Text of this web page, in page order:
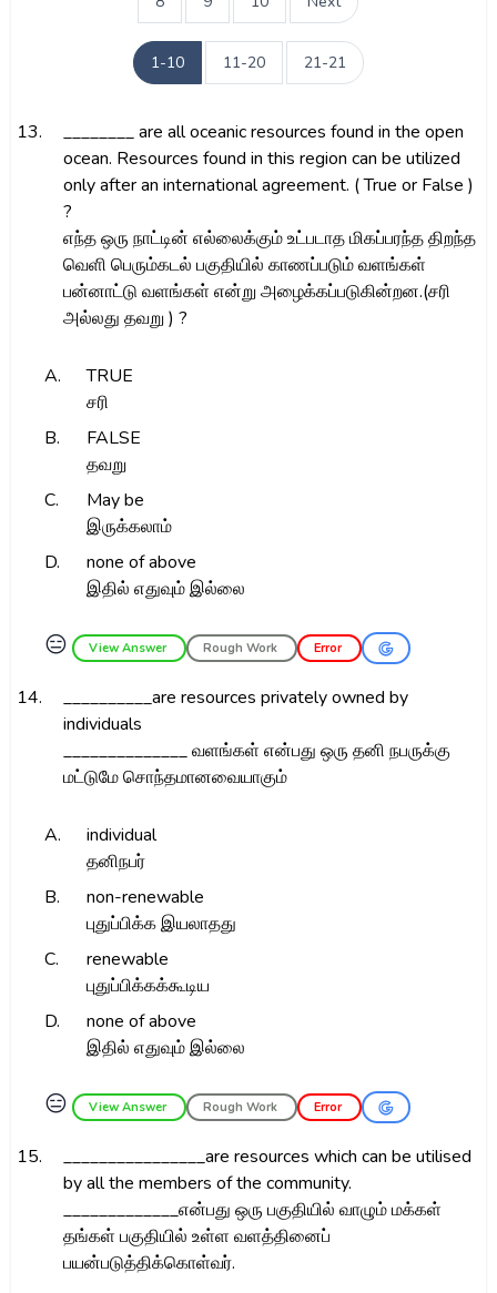
1-10 11-20 21-21
13.
________ are all oceanic resources found in the open
ocean. Resources found in this region can be utilized
only after an international agreement. ( True or False )
?
எந்த ஒரு நாட்டின் எல்லைக்கும் உட்படாத மிகப்பரந்த திறந்த
வெளி பெரும்கடல் பகுதியில் காணப்படும் வளங்கள்
பன்னாட்டு வளங்கள் என்று அழைக்கப்படுகின்றன.(சரி
அல்லது தவறு ) ?
A.
TRUE
சரி
B.
FALSE
தவறு
C.
May be
இருக்கலாம்
D.
none of above
இதில் எதுவும் இல்லை
😑 View Answer Rough Work Error
14.
__________are resources privately owned by
individuals
______________ வளங்கள் என்பது ஒரு தனி நபருக்கு
மட்டுமே சொந்தமானவையாகும்
A.
individual
தனிநபர்
B.
non-renewable
புதுப்பிக்க இயலாதது
C.
renewable
புதுப்பிக்கக்கூடிய
D.
none of above
இதில் எதுவும் இல்லை
😑 View Answer Rough Work Error
15.
________________are resources which can be utilised
by all the members of the community.
_____________என்பது ஒரு பகுதியில் வாழும் மக்கள்
தங்கள் பகுதியில் உள்ள வளத்தினைப்
பயன்படுத்திக்கொள்வர்.